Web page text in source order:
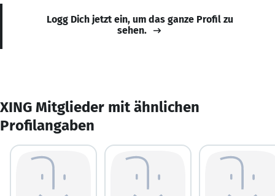
Logg Dich jetzt ein, um das ganze Profil zu
sehen.
XING Mitglieder mit ähnlichen
Profilangaben